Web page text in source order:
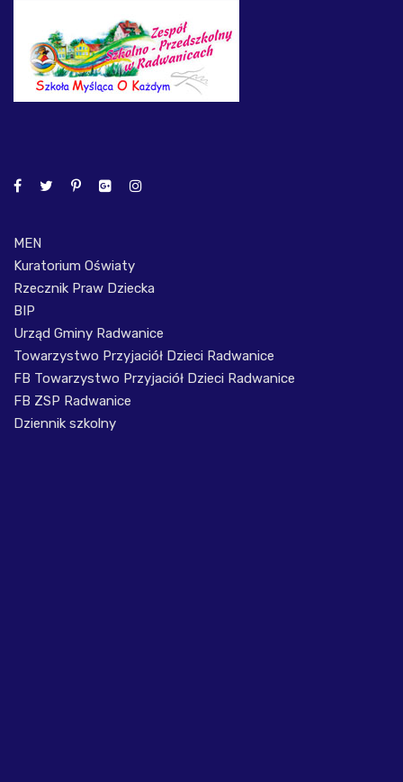
MEN
Kuratorium Oświaty
Rzecznik Praw Dziecka
BIP
Urząd Gminy Radwanice
Towarzystwo Przyjaciół Dzieci Radwanice
FB Towarzystwo Przyjaciół Dzieci Radwanice
FB ZSP Radwanice
Dziennik szkolny